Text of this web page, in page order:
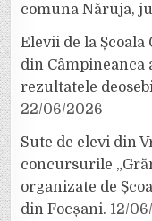
comuna Năruja,
Elevii de la
din
rezultatele
22/06/2026
Sute de elevi din
concursurile
organizate de
din Focșani. 12/